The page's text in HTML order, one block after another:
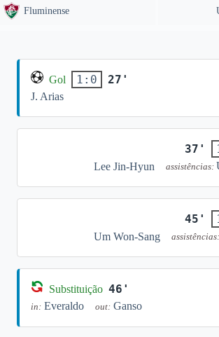
Fluminense
Gol 1:0 27'
J. Arias
37'
Lee Jin-Hyun
assistências:
45'
Um Won-Sang
assistências:
Substituição 46'
in: Everaldo out: Ganso